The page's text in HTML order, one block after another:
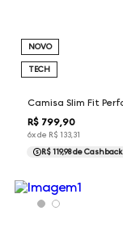
R$ 799 90
6x de R$ 133 31
NOVO
TECH
R$ 119,98de Cashback